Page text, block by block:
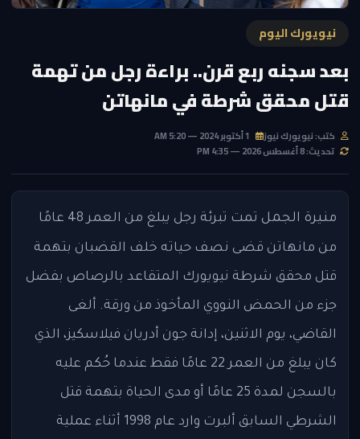
نيويورك اليوم
بعد سجنه ربع قرن.. براءة رجل من تهمة
قتل محقق شرطة في مانهاتن
كتب: نيويورك نيوز
تحديث: 8 أغسطس 2026 — 4:35 PM
منيرة الجمل تمت تبرئة رجل يبلغ من العمر 48 عامًا
من مانهاتن قضى نصف حياته خلف القضبان بتهمة
قتل محقق شرطة نيويورك المتقاعد بالرصاص بفضل
جزء من الحمض النووي المأخوذ من ورقة. ألغى
القاضي، يوم الاثنين، إدانة جون أدريان فيلاسكيز، الذي
كان يبلغ من العمر 22 عامًا فقط عندما حُكم عليه
بالسجن لمدة 25 عامًا أو مدى الحياة بتهمة قتل
الشرطي السابق ألبرت وارد عام 1998 أثناء عملية